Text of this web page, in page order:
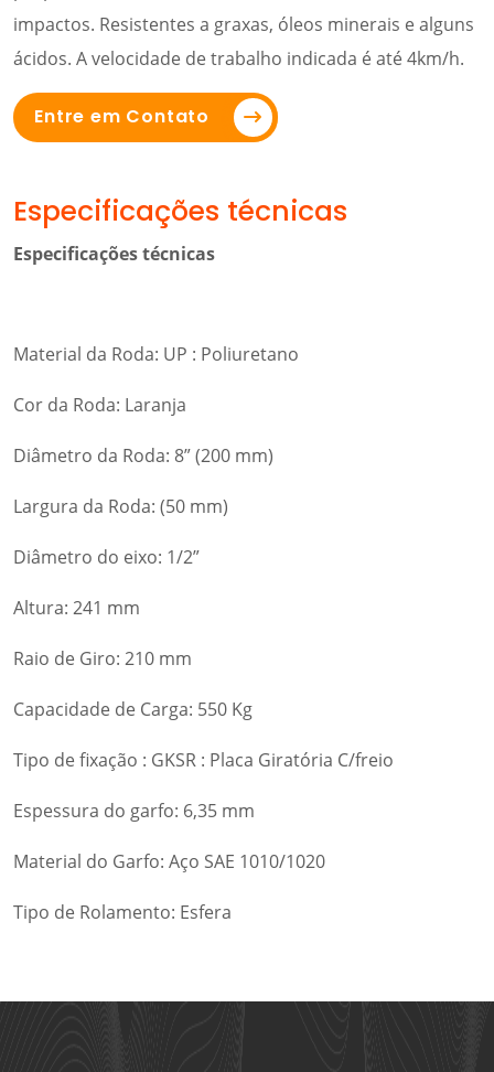
impactos. Resistentes a graxas, óleos minerais e alguns
ácidos. A velocidade de trabalho indicada é até 4km/h.
Entre em Contato
Especificações técnicas
Especificações técnicas
Material da Roda: UP : Poliuretano
Cor da Roda: Laranja
Diâmetro da Roda: 8” (200 mm)
Largura da Roda: (50 mm)
Diâmetro do eixo: 1/2”
Altura: 241 mm
Raio de Giro: 210 mm
Capacidade de Carga: 550 Kg
Tipo de fixação : GKSR : Placa Giratória C/freio
Espessura do garfo: 6,35 mm
Material do Garfo: Aço SAE 1010/1020
Tipo de Rolamento: Esfera